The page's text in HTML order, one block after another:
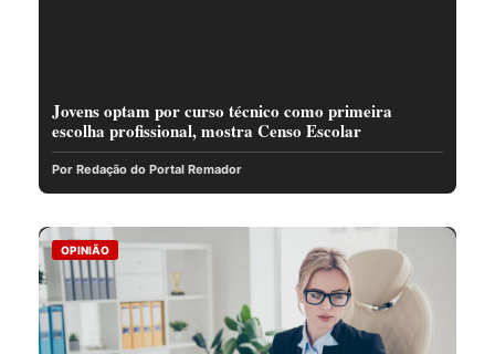
Jovens optam por curso técnico como primeira
escolha profissional, mostra Censo Escolar
Por Redação do Portal Remador
OPINIÃO